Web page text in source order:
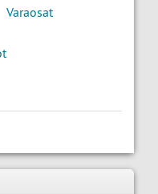
Varaosat